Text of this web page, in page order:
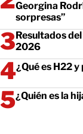
Georgina
sorpresas”
Resultados
2026
¿Qué es H22
¿Quién es la